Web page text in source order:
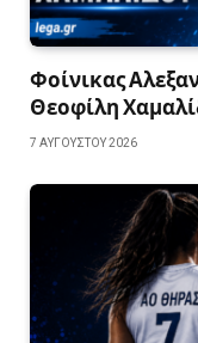
Φοίνικας
Θεοφίλη
7 ΑΥΓΟΎΣΤΟΥ 2026